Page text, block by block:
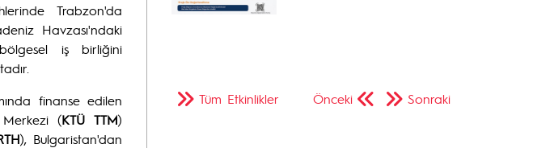
Trabzon'da
Havzası'ndaki
iş birliğini
finanse edilen
Merkezi (KTÜ TTM)
), Bulgaristan'dan
Önceki Sonraki
Tüm Etkinlikler